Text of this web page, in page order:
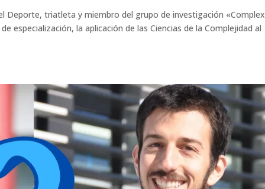
Deporte, triatleta y miembro del grupo de investigación «Complex
especialización, la aplicación de las Ciencias de la Complejidad al